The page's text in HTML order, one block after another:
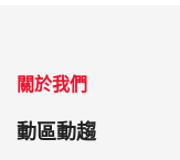
關於我們
動區動趨